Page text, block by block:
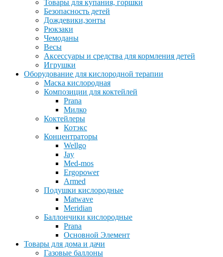
Товары для купания, горшки
Безопасность детей
Дождевики,зонты
Рюкзаки
Чемоданы
Весы
Аксессуары и средства для кормления детей
Игрушки
Оборудование для кислородной терапии
Маска кислородная
Композиции для коктейлей
Prana
Милко
Коктейлеры
Котэкс
Концентраторы
Wellgo
Jay
Med-mos
Ergopower
Armed
Подушки кислородные
Matwave
Meridian
Баллончики кислородные
Prana
Основной Элемент
Товары для дома и дачи
Газовые баллоны